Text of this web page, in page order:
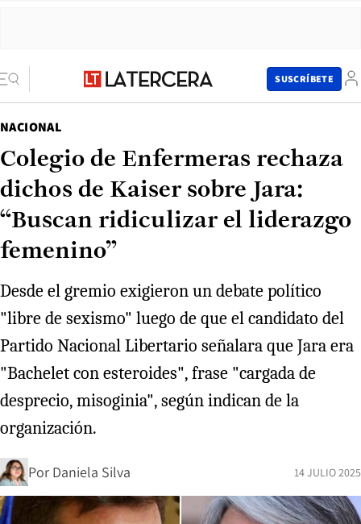
SUSCRÍBETE
NACIONAL
Colegio de Enfermeras rechaza
dichos de Kaiser sobre Jara:
“Buscan ridiculizar el liderazgo
femenino”
Desde el gremio exigieron un debate político
"libre de sexismo" luego de que el candidato del
Partido Nacional Libertario señalara que Jara era
"Bachelet con esteroides", frase "cargada de
desprecio, misoginia", según indican de la
organización.
Por Daniela Silva 14 JULIO 2025